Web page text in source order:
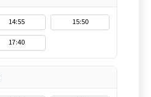
14:55
15:50
17:40